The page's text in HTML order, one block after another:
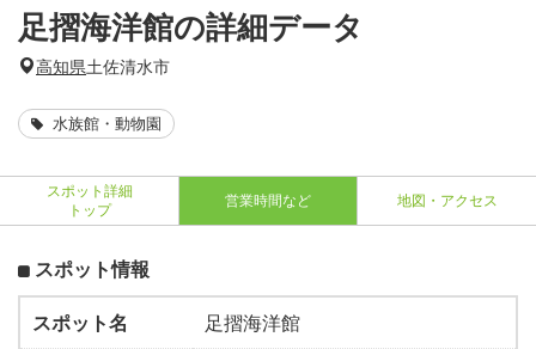
足摺海洋館の詳細データ
高知県土佐清水市
水族館・動物園
スポット詳細
トップ
営業時間など 地図・アクセス
スポット情報
スポット名
足摺海洋館